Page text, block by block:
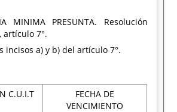
MINIMA PRESUNTA. Resolución
artículo 7°.
incisos a) y b) del artículo 7°.
C.U.I.T
FECHA DE
VENCIMIENTO